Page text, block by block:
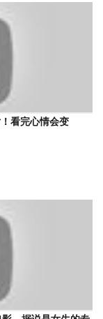
看完心情会变